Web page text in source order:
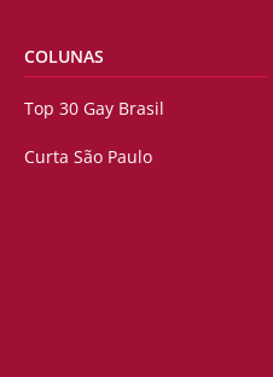
COLUNAS
Top 30 Gay Brasil
Curta São Paulo